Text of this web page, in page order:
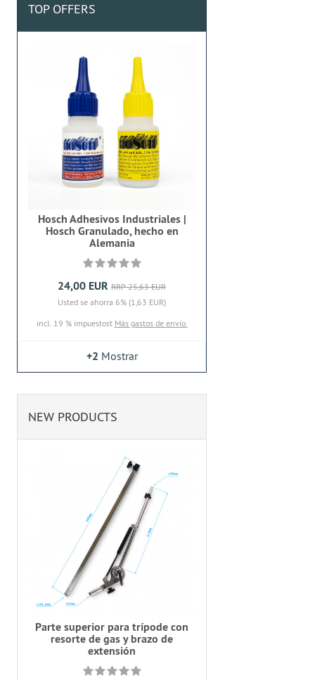
TOP OFFERS
Hosch Adhesivos Industriales |
Hosch Granulado, hecho en
Alemania
24,00 EUR RRP 25,63 EUR
Usted se ahorra 6% (1,63 EUR)
incl. 19 % impuestost Más gastos de envío.
+2 Mostrar
NEW PRODUCTS
Parte superior para trípode con
resorte de gas y brazo de
extensión